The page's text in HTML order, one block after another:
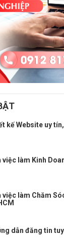
kế Website uy
việc làm Kinh
việc làm Chăm
dẫn đăng tin